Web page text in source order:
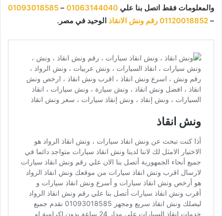
والمعلومات فقط اتصل بنا علي 01063144040
–
01093018585
–
01120018852 رقم ونش الانقاذ الوحيد في مصر.